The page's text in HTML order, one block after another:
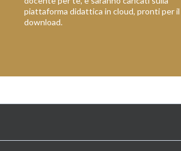
piattaforma didattica in cloud, pronti per il
download.